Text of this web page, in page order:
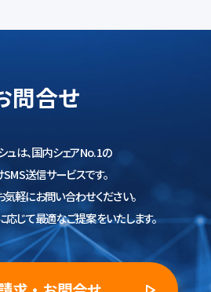
問合せ
ュは、国内シェアNo.1の
送信サービスです。
軽にお問い合わせください。
じて最適なご提案をいたします。